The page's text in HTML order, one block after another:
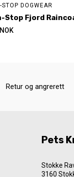
STOP DOGWEAR
Stop Fjord
NOK
Retur og angrerett
Pets
Stokke
3160